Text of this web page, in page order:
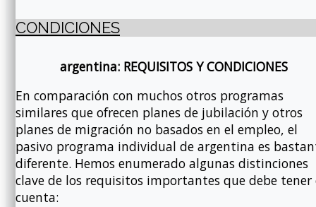
CONDICIONES
argentina: REQUISITOS Y CONDICIONES
En comparación con muchos otros programas
similares que ofrecen planes de jubilación y otros
planes de migración no basados en el empleo, el
pasivo programa individual de argentina es
diferente. Hemos enumerado algunas distinciones
clave de los requisitos importantes que debe tener
cuenta: